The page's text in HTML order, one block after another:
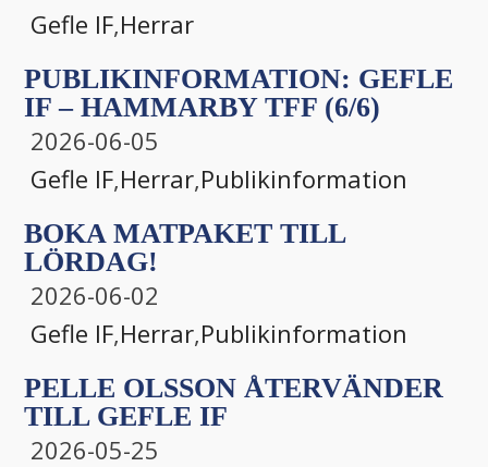
Gefle IF,Herrar
PUBLIKINFORMATION: GEFLE
IF – HAMMARBY TFF (6/6)
2026-06-05
Gefle IF,Herrar,Publikinformation
BOKA MATPAKET TILL
LÖRDAG!
2026-06-02
Gefle IF,Herrar,Publikinformation
PELLE OLSSON ÅTERVÄNDER
TILL GEFLE IF
2026-05-25